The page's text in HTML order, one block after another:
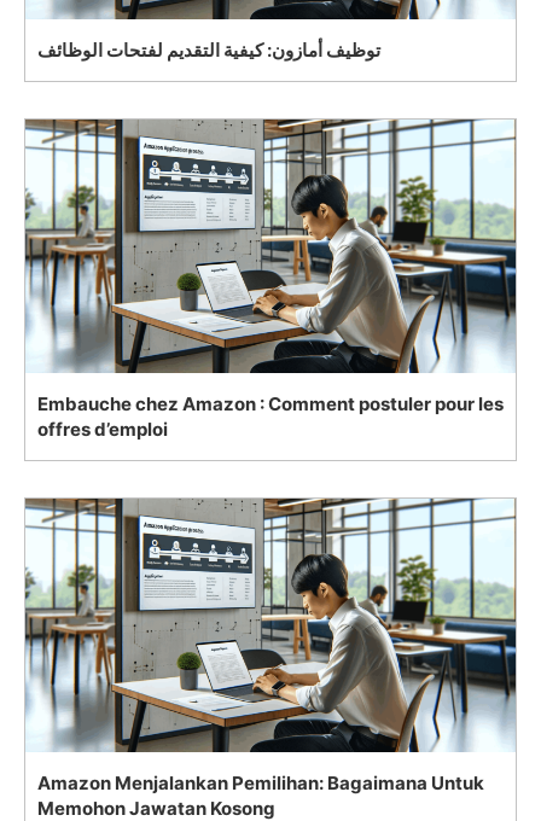
توظيف أمازون: كيفية التقديم لفتحات الوظائف
Embauche chez Amazon : Comment postuler pour les
offres d’emploi
Amazon Menjalankan Pemilihan: Bagaimana Untuk
Memohon Jawatan Kosong